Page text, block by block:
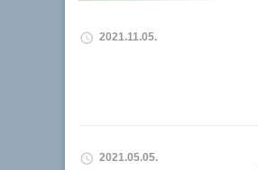
2021.11.05.
2021.05.05.